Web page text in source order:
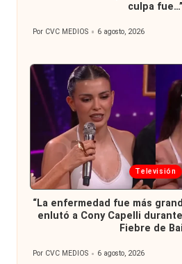
culpa fue…”
Publicado
Por CVC MEDIOS 6 agosto, 2026
Publicada
en
Televisión
“La enfermedad fue más
enlutó a Cony Capelli
Fiebre de
Publicado
Por CVC MEDIOS 6 agosto, 2026